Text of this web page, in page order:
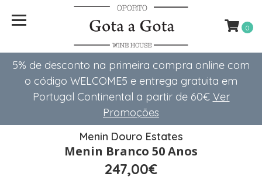
5% de desconto na primeira compra online com
o código WELCOME5 e entrega gratuita em
Portugal Continental a partir de 60€ Ver
Promoções
0
Menin Douro Estates
Menin Branco 50 Anos
247,00€